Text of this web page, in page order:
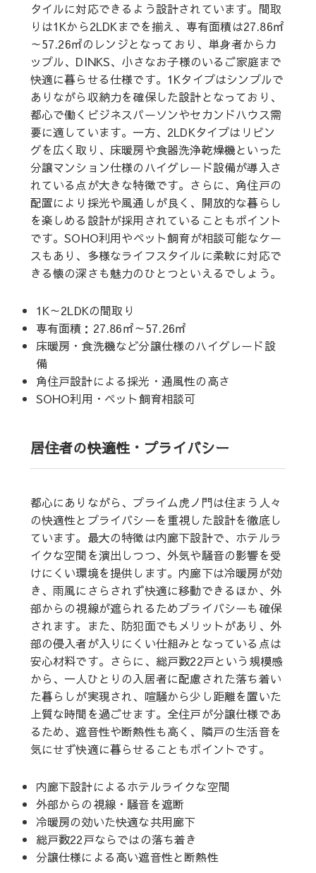
タイルに対応できるよう設計されています。間取
りは1Kから2LDKまでを揃え、専有面積は27.86㎡
～57.26㎡のレンジとなっており、単身者からカ
ップル、DINKS、小さなお子様のいるご家庭まで
快適に暮らせる仕様です。1Kタイプはシンプルで
ありながら収納力を確保した設計となっており、
都心で働くビジネスパーソンやセカンドハウス需
要に適しています。一方、2LDKタイプはリビン
グを広く取り、床暖房や食器洗浄乾燥機といった
分譲マンション仕様のハイグレード設備が導入さ
れている点が大きな特徴です。さらに、角住戸の
配置により採光や風通しが良く、開放的な暮らし
を楽しめる設計が採用されていることもポイント
です。SOHO利用やペット飼育が相談可能なケー
スもあり、多様なライフスタイルに柔軟に対応で
きる懐の深さも魅力のひとつといえるでしょう。
1K～2LDKの間取り
専有面積：27.86㎡～57.26㎡
床暖房・食洗機など分譲仕様のハイグレード設
備
角住戸設計による採光・通風性の高さ
SOHO利用・ペット飼育相談可
居住者の快適性・プライバシー
都心にありながら、プライム虎ノ門は住まう人々
の快適性とプライバシーを重視した設計を徹底し
ています。最大の特徴は内廊下設計で、ホテルラ
イクな空間を演出しつつ、外気や騒音の影響を受
けにくい環境を提供します。内廊下は冷暖房が効
き、雨風にさらされず快適に移動できるほか、外
部からの視線が遮られるためプライバシーも確保
されます。また、防犯面でもメリットがあり、外
部の侵入者が入りにくい仕組みとなっている点は
安心材料です。さらに、総戸数22戸という規模感
から、一人ひとりの入居者に配慮された落ち着い
た暮らしが実現され、喧騒から少し距離を置いた
上質な時間を過ごせます。全住戸が分譲仕様であ
るため、遮音性や断熱性も高く、隣戸の生活音を
気にせず快適に暮らせることもポイントです。
内廊下設計によるホテルライクな空間
外部からの視線・騒音を遮断
冷暖房の効いた快適な共用廊下
総戸数22戸ならではの落ち着き
分譲仕様による高い遮音性と断熱性